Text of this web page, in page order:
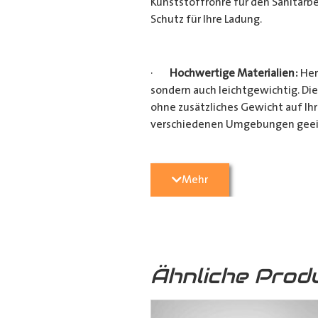
Schutz für Ihre Ladung.
· Hochwertige Materialien:
sondern auch leichtgewichtig.
ohne zusätzliches Gewicht auf
verschiedenen Umgebungen
Vielseitige
Heimwerkerprojekten, dieses
·Verschiedene Variationen:
Mehr
Ähnliche